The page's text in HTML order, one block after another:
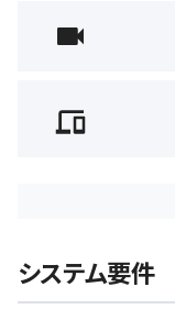
システム要件